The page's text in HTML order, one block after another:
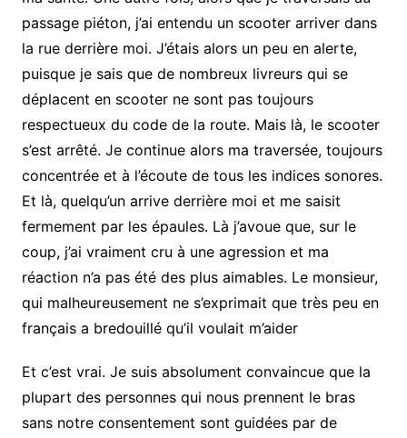
passage piéton, j’ai entendu un scooter arriver dans
la rue derrière moi. J’étais alors un peu en alerte,
puisque je sais que de nombreux livreurs qui se
déplacent en scooter ne sont pas toujours
respectueux du code de la route. Mais là, le scooter
s’est arrêté. Je continue alors ma traversée, toujours
concentrée et à l’écoute de tous les indices sonores.
Et là, quelqu’un arrive derrière moi et me saisit
fermement par les épaules. Là j’avoue que, sur le
coup, j’ai vraiment cru à une agression et ma
réaction n’a pas été des plus aimables. Le monsieur,
qui malheureusement ne s’exprimait que très peu en
français a bredouillé qu’il voulait m’aider
Et c’est vrai. Je suis absolument convaincue que la
plupart des personnes qui nous prennent le bras
sans notre consentement sont guidées par de